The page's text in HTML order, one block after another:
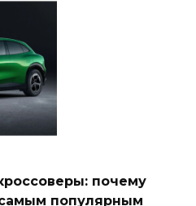
почему
популярным